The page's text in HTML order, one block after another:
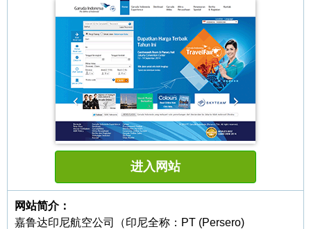
进入网站
网站简介：
嘉鲁达印尼航空公司（印尼全称：PT (Persero)